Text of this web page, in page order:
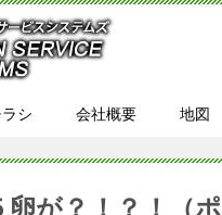
シ 会社概要 地図
卵が？！？！（